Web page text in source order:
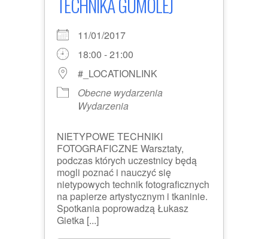
11/01/2017
18:00 - 21:00
#_LOCATIONLINK
Obecne wydarzenia
Wydarzenia
NIETYPOWE TECHNIKI
FOTOGRAFICZNE Warsztaty,
podczas których uczestnicy będą
mogli poznać i nauczyć się
nietypowych technik fotograficznych
na papierze artystycznym i tkaninie.
Spotkania poprowadzą Łukasz
Gietka [...]